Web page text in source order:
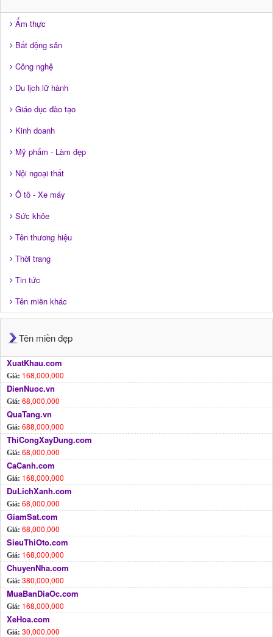
Ẩm thực
Bất động sản
Công nghệ
Du lịch lữ hành
Giáo dục đào tạo
Kinh doanh
Mỹ phẩm - Làm đẹp
Nội ngoại thất
Ô tô - Xe máy
Sức khỏe
Tên thương hiệu
Thời trang
Tin tức
Tên miền khác
Tên miền đẹp
XuatKhau.com
Giá: 168,000,000
DienNuoc.vn
Giá: 68,000,000
QuaTang.vn
Giá: 688,000,000
ThiCongXayDung.com
Giá: 68,000,000
CaCanh.com
Giá: 168,000,000
DuLichXanh.com
Giá: 68,000,000
GiamSat.com
Giá: 68,000,000
SieuThiOto.com
Giá: 168,000,000
ChuyenNha.com
Giá: 380,000,000
MuaBanDiaOc.com
Giá: 168,000,000
XeHoa.com
Giá: 30,000,000